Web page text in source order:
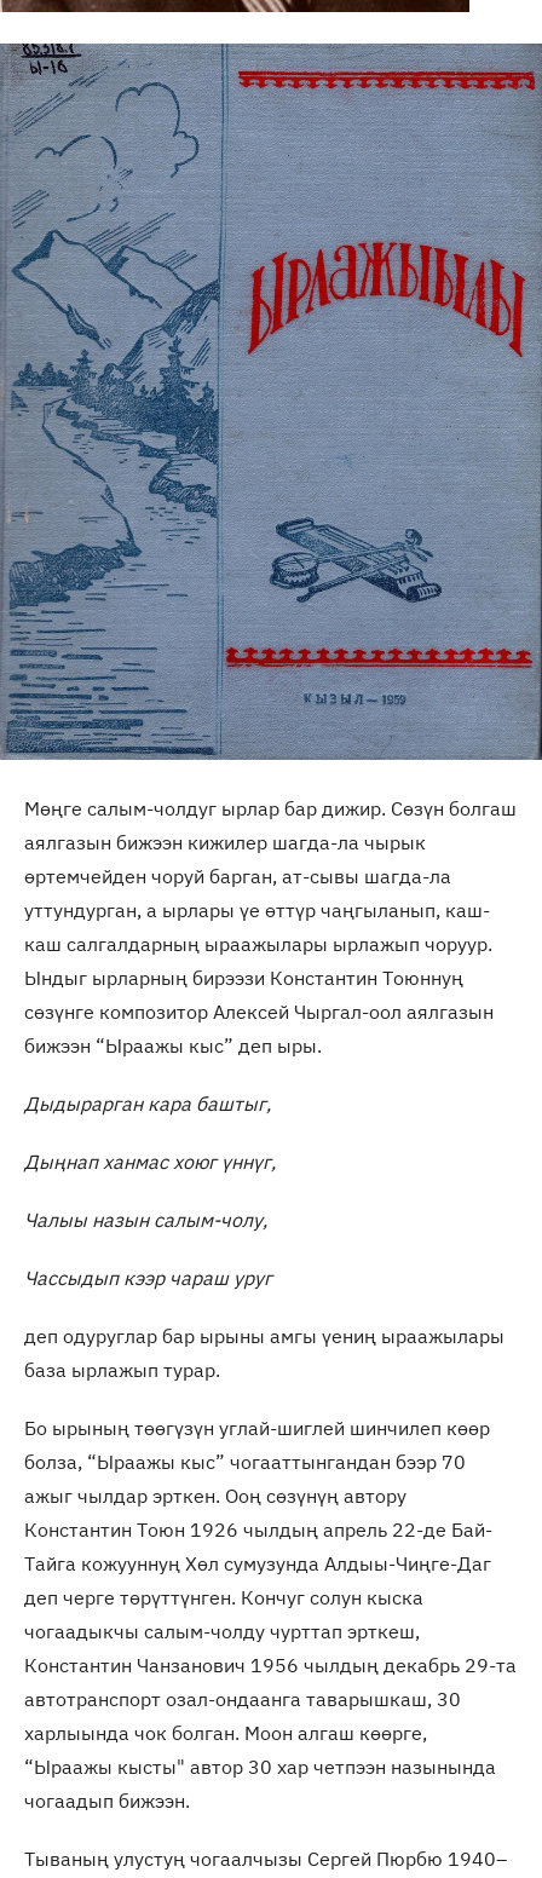
Мөңге салым-чолдуг ырлар бар дижир. Сөзүн болгаш
аялгазын бижээн кижилер шагда-ла чырык
өртемчейден чоруй барган, ат-сывы шагда-ла
уттундурган, а ырлары үе өттүр чаңгыланып, каш-
каш салгалдарның ыраажылары ырлажып чоруур.
Ындыг ырларның бирээзи Константин Тоюннуң
сөзүнге композитор Алексей Чыргал-оол аялгазын
бижээн “Ыраажы кыс” деп ыры.
Дыдырарган кара баштыг,
Дыңнап ханмас хоюг үннүг,
Чалыы назын салым-чолу,
Чассыдып кээр чараш уруг
деп одуруглар бар ырыны амгы үениң ыраажылары
база ырлажып турар.
Бо ырының төөгүзүн углай-шиглей шинчилеп көөр
болза, “Ыраажы кыс” чогааттынгандан бээр 70
ажыг чылдар эрткен. Ооң сөзүнүң автору
Константин Тоюн 1926 чылдың апрель 22-де Бай-
Тайга кожууннуң Хөл сумузунда Алдыы-Чиңге-Даг
деп черге төрүттүнген. Кончуг солун кыска
чогаадыкчы салым-чолду чурттап эрткеш,
Константин Чанзанович 1956 чылдың декабрь 29-та
автотранспорт озал-ондаанга таварышкаш, 30
харлыында чок болган. Моон алгаш көөрге,
“Ыраажы кысты" автор 30 хар четпээн назынында
чогаадып бижээн.
Тываның улустуң чогаалчызы Сергей Пюрбю 1940–